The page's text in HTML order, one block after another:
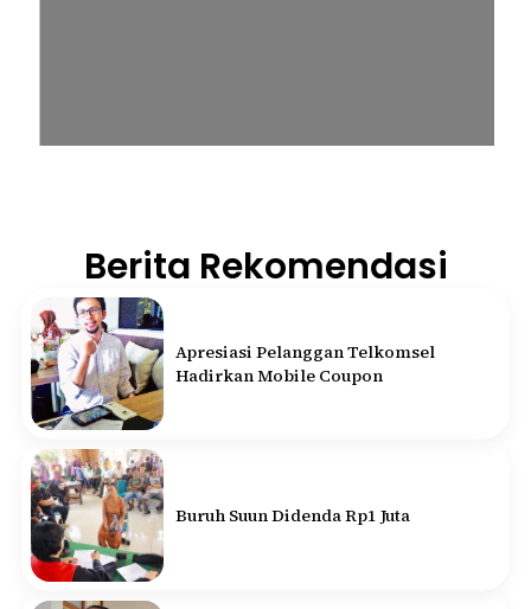
Berita Rekomendasi
Apresiasi Pelanggan Telkomsel
Hadirkan Mobile Coupon
Buruh Suun Didenda Rp1 Juta